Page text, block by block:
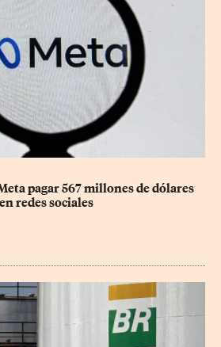
pagar 567 millones de dólares
redes sociales